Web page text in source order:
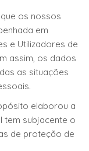
os nossos
em
e Utilizadores de
assim, os dados
as situações
elaborou a
tem subjacente o
de proteção de